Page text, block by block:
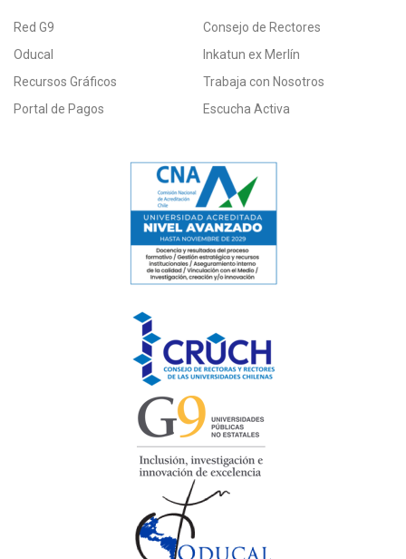
Red G9
Consejo de Rectores
Oducal
Inkatun ex Merlín
Recursos Gráficos
Trabaja con Nosotros
Portal de Pagos
Escucha Activa